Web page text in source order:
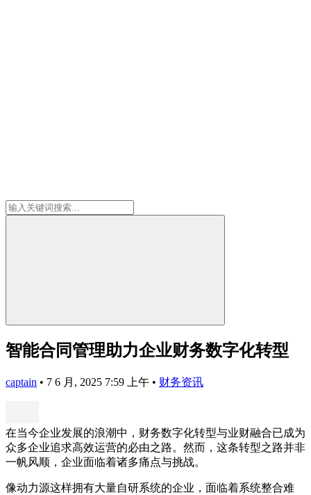
智能合同管理助力企业财务数字化转型
captain • 7 6 月, 2025 7:59 上午 • 财务资讯
在当今企业发展的浪潮中，财务数字化转型与业财融合已成为
众多企业追求高效运营的必由之路。然而，这条转型之路并非
一帆风顺，企业面临着诸多痛点与挑战。
像动力源这样拥有大量自研系统的企业，面临着系统整合难